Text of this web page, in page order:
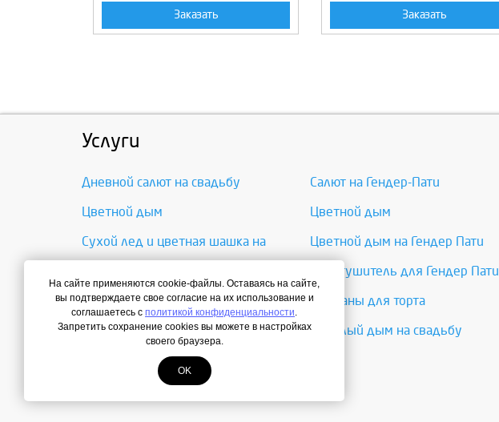
Заказать Заказать
Услуги
Дневной салют на свадьбу Салют на Гендер-Пати
Цветной дым Цветной дым
Сухой лед и цветная шашка на
гендер-пати
Цветной дым на Гендер Пати
Огнетушитель для Гендер Пати
Бенгальские огни Фонтаны для торта
Конфетти Бумфети Хлопушка Тяжелый дым на свадьбу
Цветные вспышки
На сайте применяются cookie-файлы. Оставаясь на сайте,
вы подтверждаете свое согласие на их использование и
соглашаетесь с политикой конфиденциальности.
Запретить сохранение cookies вы можете в настройках
своего браузера.
OK